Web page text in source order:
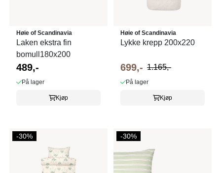
Høie of Scandinavia
Laken ekstra fin
bomull180x200
489,-
På lager
Kjøp
Høie of Scandinavia
Lykke krepp 200x220
699,- 1.165,-
På lager
Kjøp
-30% -30%